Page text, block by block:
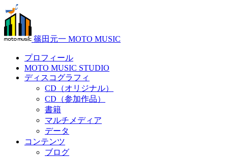
篠田元一 MOTO MUSIC
プロフィール
MOTO MUSIC STUDIO
ディスコグラフィ
CD（オリジナル）
CD（参加作品）
書籍
マルチメディア
データ
コンテンツ
ブログ